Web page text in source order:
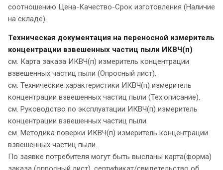
соотношению Цена-Качество-Срок изготовления (Наличие
на складе).
Техническая документация на переносной измеритель
концентрации взвешенных частиц пыли ИКВЧ(п)
см. Карта заказа ИКВЧ(п) измеритель концентрации
взвешенных частиц пыли (Опросный лист).
см. Технические характеристики ИКВЧ(п) измеритель
концентрации взвешенных частиц пыли (Тех.описание).
см. Руководство по эксплуатации ИКВЧ(п) измеритель
концентрации взвешенных частиц пыли.
см. Методика поверки ИКВЧ(п) измеритель концентрации
взвешенных частиц пыли.
По заявке потребителя могут быть высланы карта(форма)